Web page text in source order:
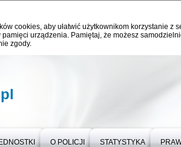
cookies, aby ułatwić użytkownikom korzystanie
urządzenia. Pamiętaj, że możesz
zgody.
O POLICJI STATYSTYKA